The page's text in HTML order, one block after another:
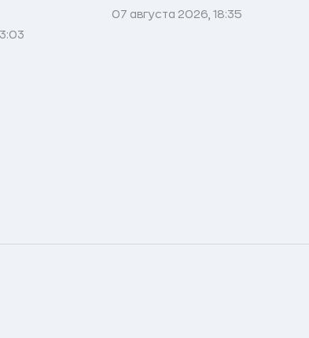
07 августа 2026, 18:35